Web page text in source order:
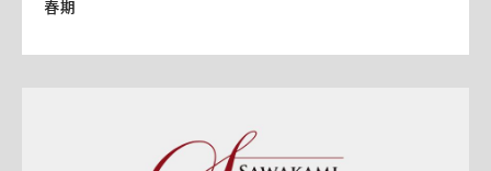
春期